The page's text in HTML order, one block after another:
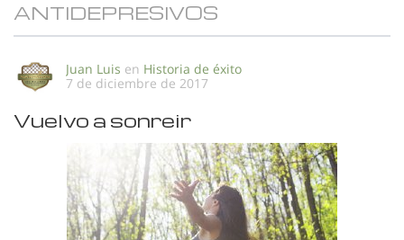
ANTIDEPRESIVOS
Juan Luis en Historia de éxito
7 de diciembre de 2017
Vuelvo a sonreir